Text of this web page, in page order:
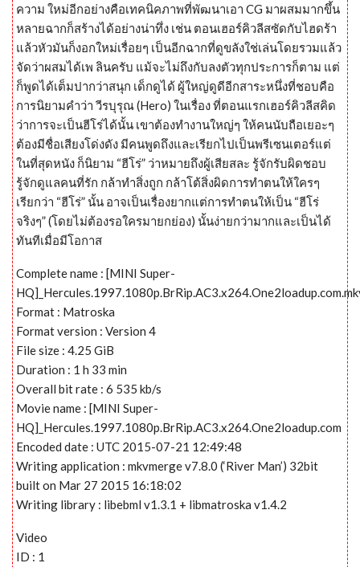
ความ ใหม่อีกอย่างคือเทคนิคภาพที่พัฒนาเอา CG มาผสมมากขึ้น
หลายฉากก็สร้างได้อย่างน่าทึ่ง เช่น ตอนเฮอร์คิวลีสซัดกับไฮดร้า
แล้วหัวมันก็งอกใหม่เรื่อยๆ เป็นอีกฉากที่ดูขลังใช่เล่นโดยรวมแล้ว
จัดว่าผสมได้เพ ลินครับ แม้จะไม่ถึงกับลงตัวทุกประการก็ตาม แต่
ก็พูดได้เต็มปากว่าสนุก เด็กดูได้ ผู้ใหญ่ดูดีอีกสาระหนึ่งที่ชอบคือ
การนิยามคำว่า วีรบุรุณ (Hero) ในเรื่อง ที่ตอนแรกเฮอร์คิวลีสคิด
ว่าการจะเป็นฮีโร่ได้นั้น เขาต้องทำงานใหญ่ๆ ให้คนนับถือเยอะๆ
ต้องมีชื่อเสียงโด่งดัง มีคนพูดถึงและเรียกไปเป็นพรีเซนเตอร์แต่
ในที่สุดหนัง ก็นิยาม “ฮีโร่” ว่าหมายถึงผู้เสียสละ รู้จักรับผิดชอบ
รู้จักดูแลคนที่รัก กล้าทำสิ่งถูก กล้าโต้สิ่งผิดการทำตนให้ใครๆ
เรียกว่า “ฮีโร่” นั้น อาจเป็นเรื่องยากแต่การทำตนให้เป็น “ฮีโร่
จริงๆ” (โดยไม่ต้องรอใครมายกย่อง) นั้นง่ายกว่ามากและเป็นได้
ทันทีเมื่อมีโอกาส
Complete name : [MINI Super-
Format : Matroska
Format version : Version 4
File size : 4.25 GiB
Duration : 1 h 33 min
Overall bit rate : 6 535 kb/s
Movie name : [MINI Super-
HQ]_Hercules.1997.1080p.BrRip.AC3.x264.One2loadup.com
Encoded date : UTC 2015-07-21 12:49:48
Writing application : mkvmerge v7.8.0 (‘River Man’) 32bit
built on Mar 27 2015 16:18:02
Writing library : libebml v1.3.1 + libmatroska v1.4.2
Video
ID : 1